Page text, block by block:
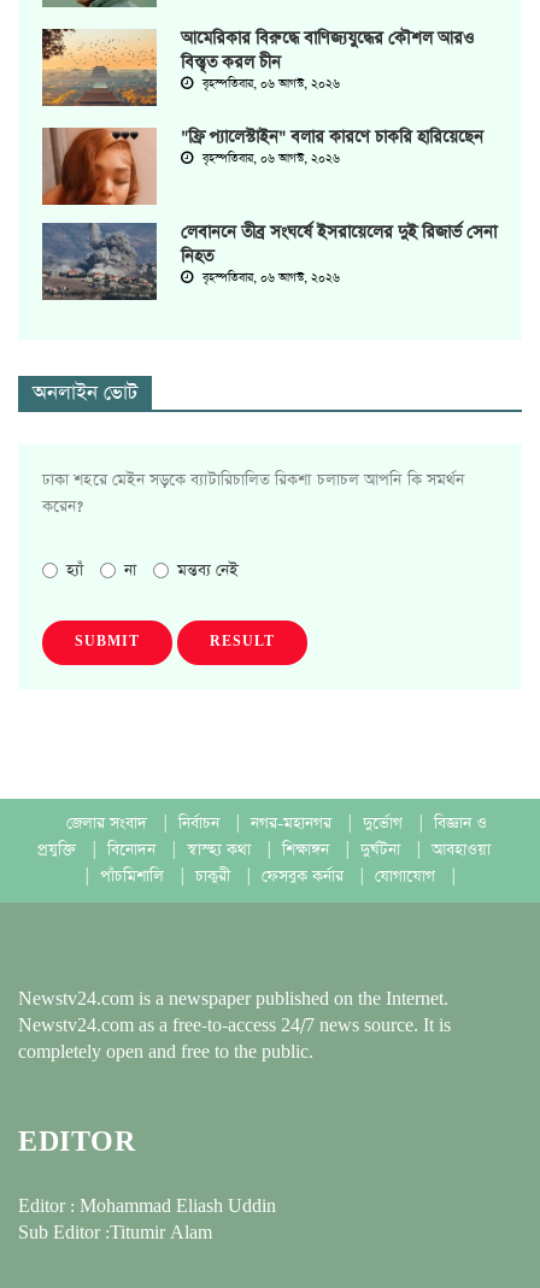
আমেরিকার বিরুদ্ধে বাণিজ্যযুদ্ধের কৌশল আরও
বিস্তৃত করল চীন
বৃহস্পতিবার, ০৬ আগস্ট, ২০২৬
"ফ্রি প্যালেস্টাইন" বলার কারণে চাকরি হারিয়েছেন
বৃহস্পতিবার, ০৬ আগস্ট, ২০২৬
লেবাননে তীব্র সংঘর্ষে ইসরায়েলের দুই রিজার্ভ সেনা
নিহত
বৃহস্পতিবার, ০৬ আগস্ট, ২০২৬
অনলাইন ভোট
ঢাকা শহরে মেইন সড়কে ব্যাটারিচালিত রিকশা চলাচল আপনি কি সমর্থন
করেন?
হ্যাঁ না মন্তব্য নেই
SUBMIT RESULT
জেলার সংবাদ নির্বাচন নগর-মহানগর দুর্ভোগ
বিজ্ঞান ও
প্রযুক্তি
বিনোদন স্বাস্হ্য কথা শিক্ষাঙ্গন দুর্ঘটনা
আবহাওয়া
পাঁচমিশালি চাকুরী ফেসবুক কর্নার যোগাযোগ
Newstv24.com is a newspaper published on the Internet.
Newstv24.com as a free-to-access 24/7 news source. It is
completely open and free to the public.
EDITOR
Editor : Mohammad Eliash Uddin
Sub Editor :Titumir Alam